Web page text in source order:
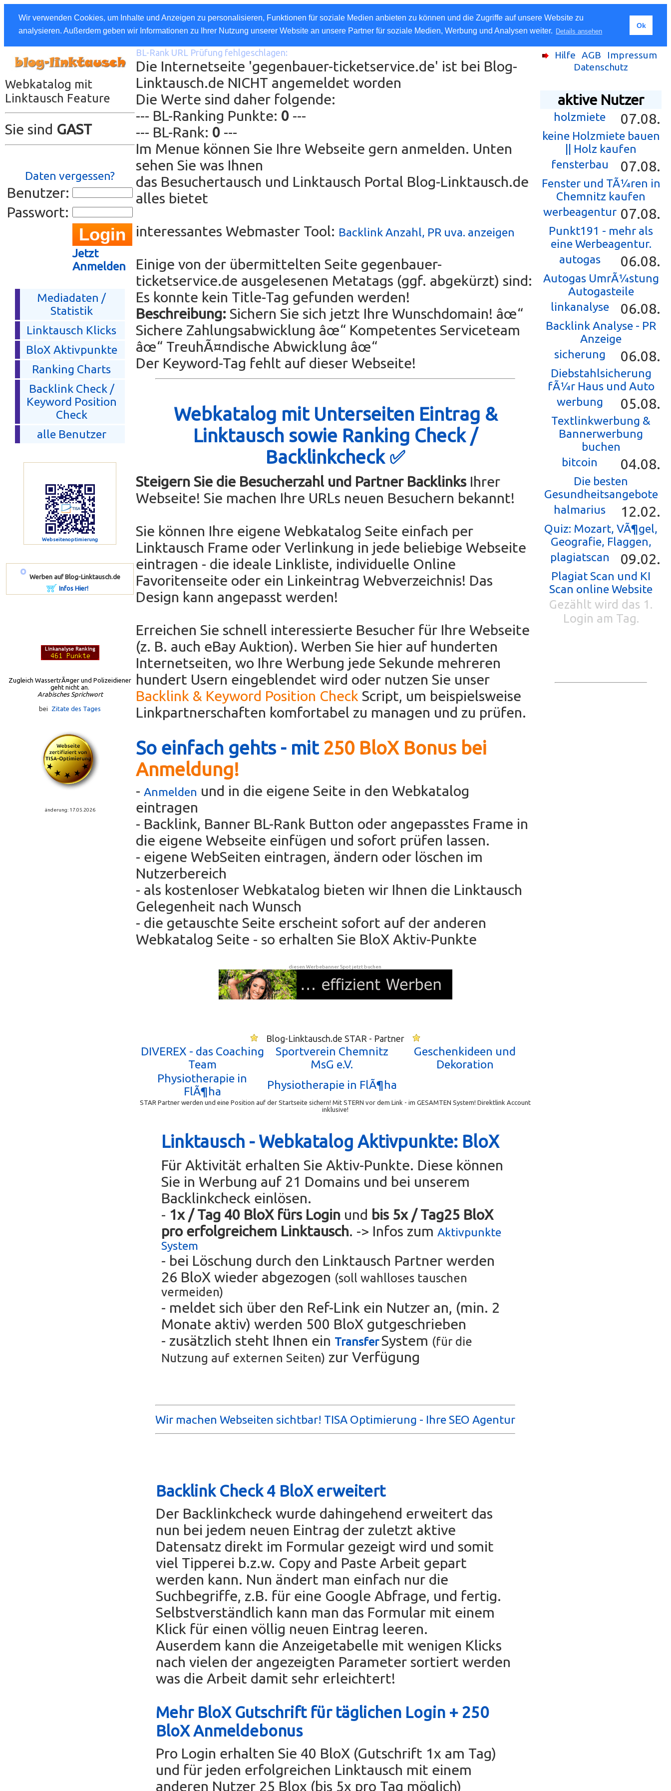
Wir verwenden Cookies, um Inhalte und Anzeigen zu personalisieren, Funktionen für soziale Medien anbieten zu können und die Zugriffe auf unsere Website zu
analysieren. Außerdem geben wir Informationen zu Ihrer Nutzung unserer Website an unsere Partner für soziale Medien, Werbung und Analysen weiter. Details ansehen
Ok
Webkatalog mit
Linktausch Feature
Sie sind GAST
Daten vergessen?
Benutzer:
Passwort:
Jetzt
Anmelden
Mediadaten /
Statistik
Linktausch Klicks
BloX Aktivpunkte
Ranking Charts
Backlink Check /
Keyword Position
Check
alle Benutzer
Webseitenoptimierung
º Werben auf Blog-Linktausch.de
Infos Hier!
Zugleich WassertrÃ¤ger und Polizeidiener
geht nicht an.
Arabisches Sprichwort
bei Zitate des Tages
änderung: 17.05.2026
BL-Rank URL Prüfung fehlgeschlagen:
Die Internetseite 'gegenbauer-ticketservice.de' ist bei Blog-
Linktausch.de NICHT angemeldet worden
Die Werte sind daher folgende:
--- BL-Ranking Punkte: 0 ---
--- BL-Rank: 0 ---
Im Menue können Sie Ihre Webseite gern anmelden. Unten
sehen Sie was Ihnen
das Besuchertausch und Linktausch Portal Blog-Linktausch.de
alles bietet
interessantes Webmaster Tool: Backlink Anzahl, PR uva. anzeigen
Einige von der übermittelten Seite gegenbauer-
ticketservice.de ausgelesenen Metatags (ggf. abgekürzt) sind:
Es konnte kein Title-Tag gefunden werden!
Beschreibung: Sichern Sie sich jetzt Ihre Wunschdomain! âœ“
Sichere Zahlungsabwicklung âœ“ Kompetentes Serviceteam
âœ“ TreuhÃ¤ndische Abwicklung âœ“
Der Keyword-Tag fehlt auf dieser Webseite!
Webkatalog mit Unterseiten Eintrag &
Linktausch sowie Ranking Check /
Backlinkcheck ✅
Steigern Sie die Besucherzahl und Partner BacklinksIhrer
Webseite! Sie machen Ihre URLs neuen Besuchern bekannt!
Sie können Ihre eigene Webkatalog Seite einfach per
Linktausch Frame oder Verlinkung in jede beliebige Webseite
eintragen - die ideale Linkliste, individuelle Online
Favoritenseite oder ein Linkeintrag Webverzeichnis! Das
Design kann angepasst werden!
Erreichen Sie schnell interessierte Besucher für Ihre Webseite
(z. B. auch eBay Auktion). Werben Sie hier auf hunderten
Internetseiten, wo Ihre Werbung jede Sekunde mehreren
hundert Usern eingeblendet wird oder nutzen Sie unser
Backlink & Keyword Position Check Script, um beispielsweise
Linkpartnerschaften komfortabel zu managen und zu prüfen.
So einfach gehts - mit 250 BloX Bonus bei
Anmeldung!
- Anmelden und in die eigene Seite in den Webkatalog
eintragen
- Backlink, Banner BL-Rank Button oder angepasstes Frame in
die eigene Webseite einfügen und sofort prüfen lassen.
- eigene WebSeiten eintragen, ändern oder löschen im
Nutzerbereich
- als kostenloser Webkatalog bieten wir Ihnen die Linktausch
Gelegenheit nach Wunsch
- die getauschte Seite erscheint sofort auf der anderen
Webkatalog Seite - so erhalten Sie BloX Aktiv-Punkte
diesen Werbebanner Spot jetzt buchen
Blog-Linktausch.de STAR - Partner
DIVEREX - das Coaching
Team
Sportverein Chemnitz
MsG e.V.
Geschenkideen und
Dekoration
Physiotherapie in
FlÃ¶ha
Physiotherapie in FlÃ¶ha
STAR Partner werden und eine Position auf der Startseite sichern! Mit STERN vor dem Link - im GESAMTEN System! Direktlink Account
inklusive!
Linktausch - Webkatalog Aktivpunkte: BloX
Für Aktivität erhalten Sie Aktiv-Punkte. Diese können
Sie in Werbung auf 21 Domains und bei unserem
Backlinkcheck einlösen.
- 1x / Tag 40 BloX fürs Login und bis 5x / Tag25 BloX
pro erfolgreichem Linktausch. -> Infos zum Aktivpunkte
System
- bei Löschung durch den Linktausch Partner werden
26 BloX wieder abgezogen (soll wahlloses tauschen
vermeiden)
- meldet sich über den Ref-Link ein Nutzer an, (min. 2
Monate aktiv) werden 500 BloX gutgeschrieben
- zusätzlich steht Ihnen ein Transfer System (für die
Nutzung auf externen Seiten) zur Verfügung
Wir machen Webseiten sichtbar! TISA Optimierung - Ihre SEO Agentur
Backlink Check 4 BloX erweitert
Der Backlinkcheck wurde dahingehend erweitert das
nun bei jedem neuen Eintrag der zuletzt aktive
Datensatz direkt im Formular gezeigt wird und somit
viel Tipperei b.z.w. Copy and Paste Arbeit gepart
werden kann. Nun ändert man einfach nur die
Suchbegriffe, z.B. für eine Google Abfrage, und fertig.
Selbstverständlich kann man das Formular mit einem
Klick für einen völlig neuen Eintrag leeren.
Auserdem kann die Anzeigetabelle mit wenigen Klicks
nach vielen der angezeigten Parameter sortiert werden
was die Arbeit damit sehr erleichtert!
Mehr BloX Gutschrift für täglichen Login + 250
BloX Anmeldebonus
Pro Login erhalten Sie 40 BloX (Gutschrift 1x am Tag)
und für jeden erfolgreichen Linktausch mit einem
anderen Nutzer 25 Blox (bis 5x pro Tag möglich)
Hilfe AGB
Impressum
Datenschutz
aktive Nutzer
holzmiete 07.08.
keine Holzmiete bauen
|| Holz kaufen
fensterbau
07.08.
Fenster und TÃ¼ren in
Chemnitz kaufen
werbeagentur 07.08.
Punkt191 - mehr als
eine Werbeagentur.
autogas
06.08.
Autogas UmrÃ¼stung
Autogasteile
linkanalyse
06.08.
Backlink Analyse - PR
Anzeige
sicherung
06.08.
Diebstahlsicherung
fÃ¼r Haus und Auto
werbung
05.08.
Textlinkwerbung &
Bannerwerbung
buchen
bitcoin
04.08.
Die besten
Gesundheitsangebote
halmarius
12.02.
Quiz: Mozart, VÃ¶gel,
Geografie, Flaggen,
plagiatscan
09.02.
Plagiat Scan und KI
Scan online Website
Gezählt wird das 1.
Login am Tag.